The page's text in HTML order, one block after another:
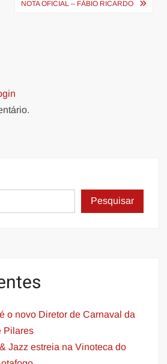
NOTA OFICIAL – FÁBIO RICARDO
Pesquisar
o novo Diretor de Carnaval da
Pilares
Jazz estreia na Vinoteca do